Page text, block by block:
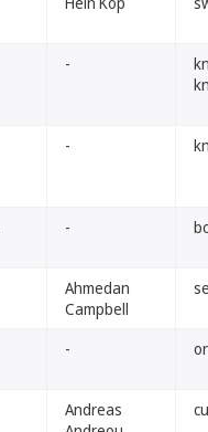
-
-
-
Ahmedan
Campbell
-
Andreas